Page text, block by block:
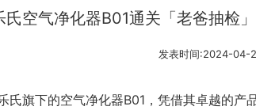
氏空气净化器B01通关「老爸抽检
发表时间:2024-04-
氏旗下的空气净化器B01，凭借其卓越的产